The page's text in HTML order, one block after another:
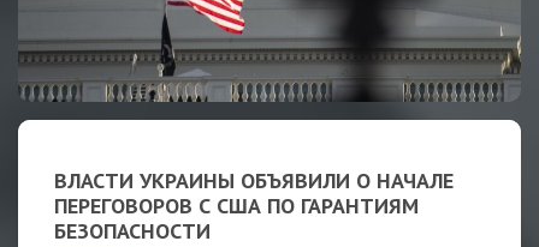
ВЛАСТИ УКРАИНЫ ОБЪЯВИЛИ О НАЧАЛЕ
ПЕРЕГОВОРОВ С США ПО ГАРАНТИЯМ
БЕЗОПАСНОСТИ